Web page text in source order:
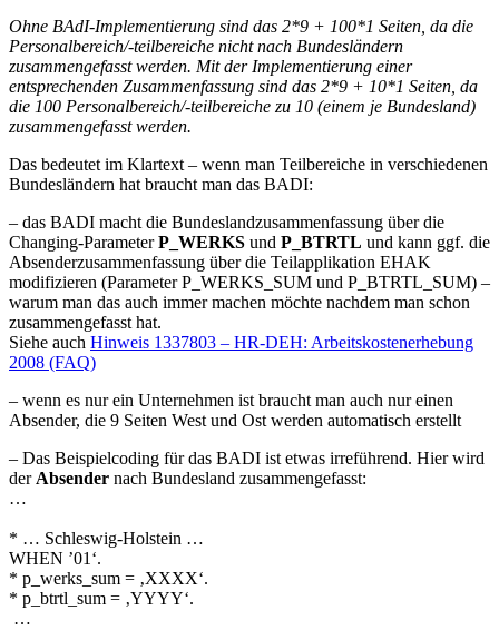
Ohne BAdI-Implementierung sind das 2*9 + 100*1 Seiten, da die
Personalbereich/-teilbereiche nicht nach Bundesländern
zusammengefasst werden. Mit der Implementierung einer
entsprechenden Zusammenfassung sind das 2*9 + 10*1 Seiten, da
die 100 Personalbereich/-teilbereiche zu 10 (einem je Bundesland)
zusammengefasst werden.
Das bedeutet im Klartext – wenn man Teilbereiche in verschiedenen
Bundesländern hat braucht man das BADI:
– das BADI macht die Bundeslandzusammenfassung über die
Changing-ParameterP_WERKS und P_BTRTL und kann ggf. die
Absenderzusammenfassung über die Teilapplikation EHAK
modifizieren (Parameter P_WERKS_SUM und P_BTRTL_SUM) –
warum man das auch immer machen möchte nachdem man schon
zusammengefasst hat.
Siehe auch Hinweis 1337803 – HR-DEH: Arbeitskostenerhebung
2008 (FAQ)
– wenn es nur ein Unternehmen ist braucht man auch nur einen
Absender, die 9 Seiten West und Ost werden automatisch erstellt
– Das Beispielcoding für das BADI ist etwas irreführend. Hier wird
der Absender nach Bundesland zusammengefasst:
…
* … Schleswig-Holstein …
WHEN ’01‘.
* p_werks_sum = ‚XXXX‘.
* p_btrtl_sum = ‚YYYY‘.
…